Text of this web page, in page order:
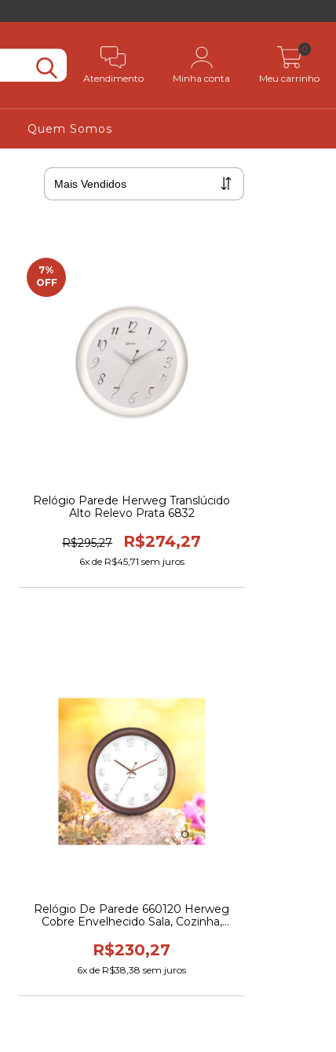
Atendimento Minha conta Meu carrinho
0
Quem Somos
7%
OFF
Relógio Parede Herweg Translúcido
Alto Relevo Prata 6832
R$295,27 R$274,27
6x de R$45,71 sem juros
Relógio De Parede 660120 Herweg
Cobre Envelhecido Sala, Cozinha,
R$230,27
6x de R$38,38 sem juros